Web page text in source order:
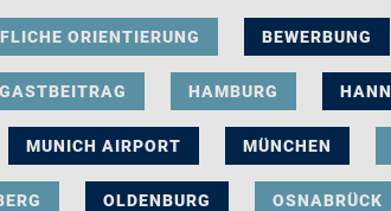
ORIENTIERUNG BEWERBUNG
GASTBEITRAG HAMBURG
MUNICH AIRPORT MÜNCHEN
OLDENBURG OSNABRÜCK